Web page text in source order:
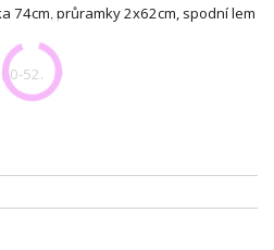
74cm, průramky 2x62cm, spodní lem
50-52.